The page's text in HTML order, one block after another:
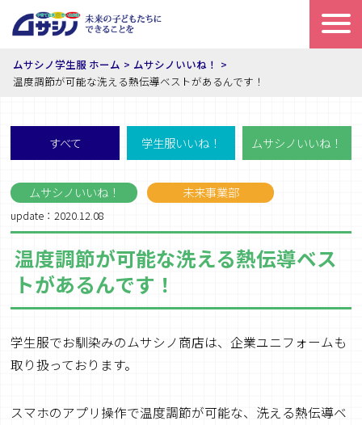
ムサシノ学生服 ホーム
ムサシノいいね！
温度調節が可能な洗える熱伝導ベストがあるんです！
すべて 学生服いいね！ ムサシノいいね！
ムサシノいいね！ 未来事業部
update：2020.12.08
温度調節が可能な洗える熱伝導ベス
トがあるんです！
学生服でお馴染みのムサシノ商店は、企業ユニフォームも
取り扱っております。
スマホのアプリ操作で温度調節が可能な、洗える熱伝導ベ